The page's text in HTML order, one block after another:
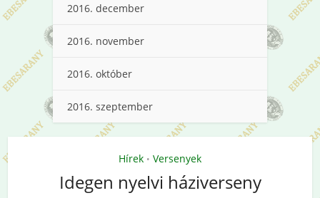
2016. december
2016. november
2016. október
2016. szeptember
Hírek • Versenyek
Idegen nyelvi háziverseny